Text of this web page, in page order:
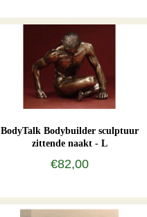
BodyTalk Bodybuilder sculptuur
zittende naakt - L
€82,00